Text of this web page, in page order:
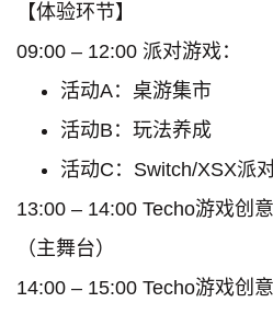
【体验环节】
09:00 – 12:00 派对游戏：
活动A：桌游集市
活动B：玩法养成
活动C：Switch/XSX派
13:00 – 14:00 Techo游戏创
（主舞台）
14:00 – 15:00 Techo游戏创